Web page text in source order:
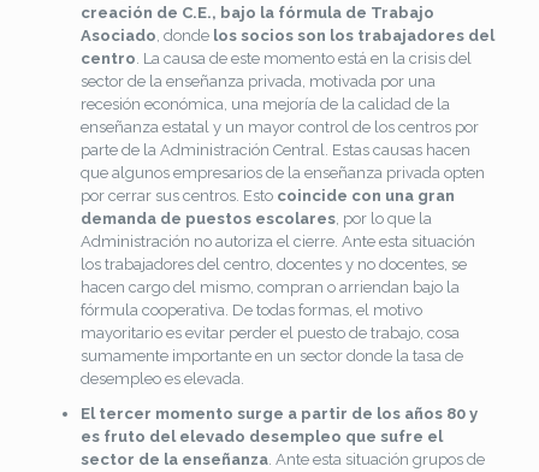
creación de C.E., bajo la fórmula de Trabajo
Asociado , donde los socios son los trabajadores del
centro . La causa de este momento está en la crisis del
sector de la enseñanza privada, motivada por una
recesión económica, una mejoría de la calidad de la
enseñanza estatal y un mayor control de los centros por
parte de la Administración Central. Estas causas hacen
que algunos empresarios de la enseñanza privada opten
por cerrar sus centros. Esto coincide con una gran
demanda de puestos escolares, por lo que la
Administración no autoriza el cierre. Ante esta situación
los trabajadores del centro, docentes y no docentes, se
hacen cargo del mismo, compran o arriendan bajo la
fórmula cooperativa. De todas formas, el motivo
mayoritario es evitar perder el puesto de trabajo, cosa
sumamente importante en un sector donde la tasa de
desempleo es elevada.
El tercer momento surge a partir de los años 80 y
es fruto del elevado desempleo que sufre el
sector de la enseñanza. Ante esta situación grupos de